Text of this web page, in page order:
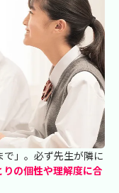
」。必ず先生が隣に
りの個性や理解度に合